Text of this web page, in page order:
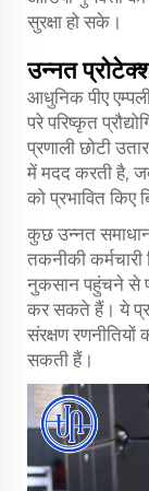
सुरक्षा हो सके।
उन्नत
आधुनिक पीए
परे परिष्कृत
प्रणाली छोटी
में मदद करती है,
को प्रभावित किए
कुछ उन्नत
तकनीकी
नुकसान पहुंचने से
कर सकते हैं। ये
संरक्षण
सकती हैं।